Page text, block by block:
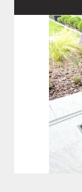
Vorherige